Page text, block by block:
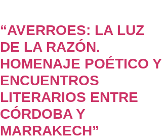
“AVERROES: LA LUZ
DE LA RAZÓN.
HOMENAJE POÉTICO Y
ENCUENTROS
LITERARIOS ENTRE
CÓRDOBA Y
MARRAKECH”